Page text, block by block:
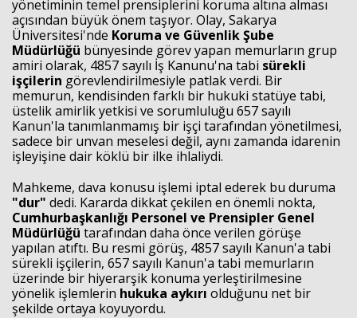
yönetiminin temel prensiplerini koruma altına alması
açısından büyük önem taşıyor. Olay, Sakarya
Üniversitesi'nde Koruma ve Güvenlik Şube
Müdürlüğü bünyesinde görev yapan memurların grup
amiri olarak, 4857 sayılı İş Kanunu'na tabi sürekli
işçilerin görevlendirilmesiyle patlak verdi. Bir
memurun, kendisinden farklı bir hukuki statüye tabi,
üstelik amirlik yetkisi ve sorumluluğu 657 sayılı
Kanun'la tanımlanmamış bir işçi tarafından yönetilmesi,
sadece bir unvan meselesi değil, aynı zamanda idarenin
işleyişine dair köklü bir ilke ihlaliydi.
Mahkeme, dava konusu işlemi iptal ederek bu duruma
"dur" dedi. Kararda dikkat çekilen en önemli nokta,
Cumhurbaşkanlığı Personel ve Prensipler Genel
Müdürlüğü tarafından daha önce verilen görüşe
yapılan atıftı. Bu resmi görüş, 4857 sayılı Kanun'a tabi
sürekli işçilerin, 657 sayılı Kanun'a tabi memurların
üzerinde bir hiyerarşik konuma yerleştirilmesine
yönelik işlemlerin hukuka aykırı olduğunu net bir
şekilde ortaya koyuyordu.